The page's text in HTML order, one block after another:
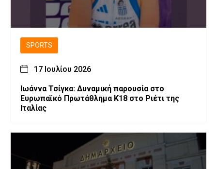
SPORTS
17 Ιουλίου 2026
Ιωάννα Τσίγκα: Δυναμική παρουσία στο
Ευρωπαϊκό Πρωτάθλημα Κ18 στο Ριέτι της
Ιταλίας